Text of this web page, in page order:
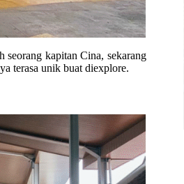
kapitan Cina, sekarang
terasa unik buat diexplore.